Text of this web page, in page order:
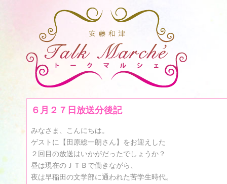
６月２７日放送分後記
みなさま、こんにちは。
ゲストに【田原総一朗さん】をお迎えした
２回目の放送はいかがだったでしょうか？
昼は現在のＪＴＢで働きながら、
夜は早稲田の文学部に通われた苦学生時代。